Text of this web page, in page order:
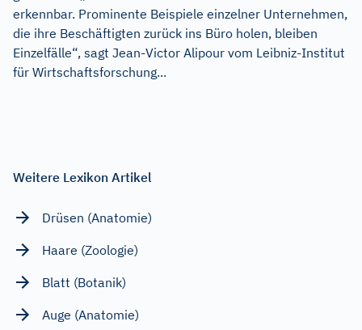
erkennbar. Prominente Beispiele einzelner Unternehmen,
die ihre Beschäftigten zurück ins Büro holen, bleiben
Einzelfälle“, sagt Jean-Victor Alipour vom Leibniz-Institut
für Wirtschaftsforschung...
Weitere Lexikon Artikel
Drüsen (Anatomie)
Haare (Zoologie)
Blatt (Botanik)
Auge (Anatomie)